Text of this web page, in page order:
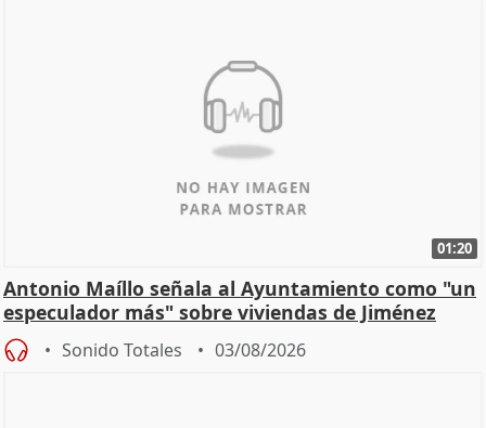
01:20
Antonio Maíllo señala al Ayuntamiento como "un
especulador más" sobre viviendas de Jiménez
Becerril
Sonido Totales 03/08/2026